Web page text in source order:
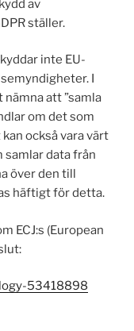
av
ställer.
inte EU-
I
att ”samla
om det som
också vara värt
samlar data från
över den till
häftigt för detta.
ECJ:s (European
53418898